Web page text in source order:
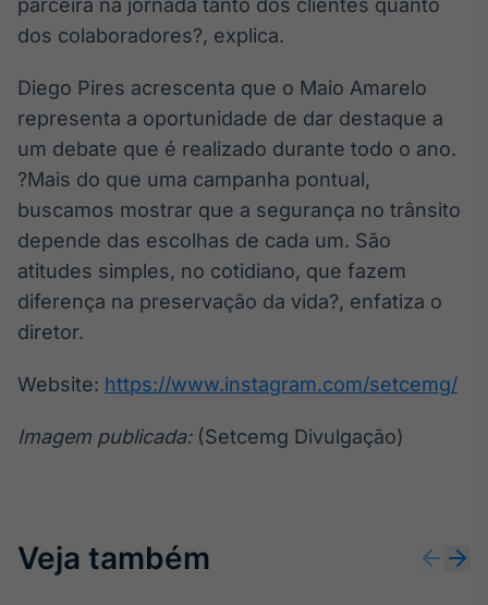
parceira na jornada tanto dos clientes quanto
dos colaboradores?, explica.
Diego Pires acrescenta que o Maio Amarelo
representa a oportunidade de dar destaque a
um debate que é realizado durante todo o ano.
?Mais do que uma campanha pontual,
buscamos mostrar que a segurança no trânsito
depende das escolhas de cada um. São
atitudes simples, no cotidiano, que fazem
diferença na preservação da vida?, enfatiza o
diretor.
Website: https://www.instagram.com/setcemg/
Imagem publicada:(Setcemg Divulgação)
Veja também